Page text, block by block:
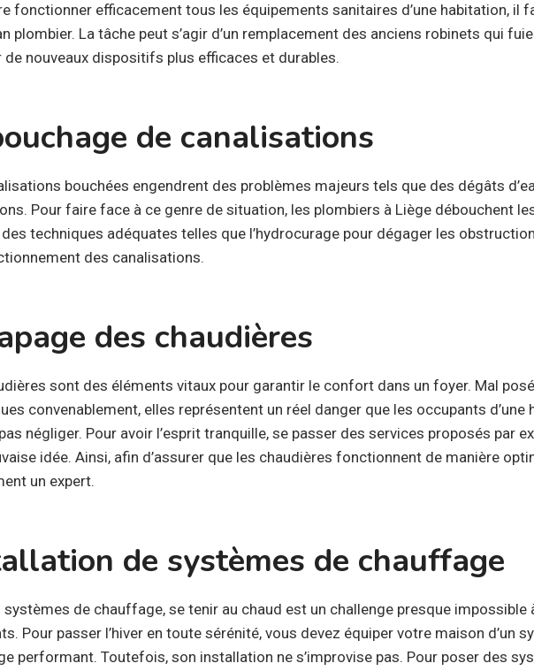
fonctionner efficacement tous les équipements sanitaires d’une habitation, il
plombier. La tâche peut s’agir d’un remplacement des anciens robinets qui
de nouveaux dispositifs plus efficaces et durables.
de canalisations
bouchées engendrent des problèmes majeurs tels que des dégâts
Pour faire face à ce genre de situation, les plombiers à Liège débouchent
techniques adéquates telles que l’hydrocurage pour dégager les
des canalisations.
des chaudières
sont des éléments vitaux pour garantir le confort dans un foyer. Mal
convenablement, elles représentent un réel danger que les occupants d’une
négliger. Pour avoir l’esprit tranquille, se passer des services proposés par
idée. Ainsi, afin d’assurer que les chaudières fonctionnent de manière
un expert.
de systèmes de chauffage
systèmes de chauffage, se tenir au chaud est un challenge presque impossible
Pour passer l’hiver en toute sérénité, vous devez équiper votre maison d’un
performant. Toutefois, son installation ne s’improvise pas. Pour poser des